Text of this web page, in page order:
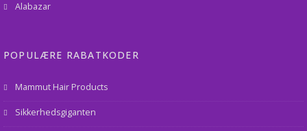
Alabazar
POPULÆRE RABATKODER
Mammut Hair Products
Sikkerhedsgiganten